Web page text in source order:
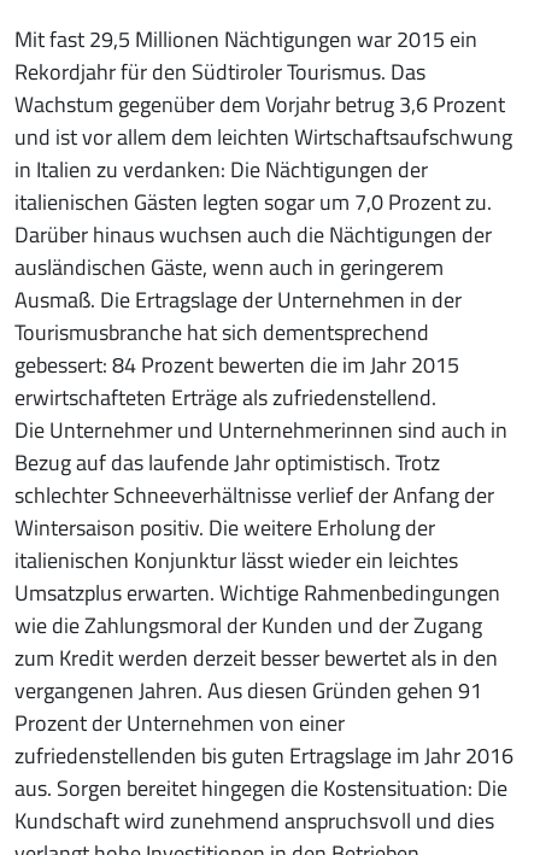
Mit fast 29,5 Millionen Nächtigungen war 2015 ein
Rekordjahr für den Südtiroler Tourismus. Das
Wachstum gegenüber dem Vorjahr betrug 3,6 Prozent
und ist vor allem dem leichten Wirtschaftsaufschwung
in Italien zu verdanken: Die Nächtigungen der
italienischen Gästen legten sogar um 7,0 Prozent zu.
Darüber hinaus wuchsen auch die Nächtigungen der
ausländischen Gäste, wenn auch in geringerem
Ausmaß. Die Ertragslage der Unternehmen in der
Tourismusbranche hat sich dementsprechend
gebessert: 84 Prozent bewerten die im Jahr 2015
erwirtschafteten Erträge als zufriedenstellend.
Die Unternehmer und Unternehmerinnen sind auch in
Bezug auf das laufende Jahr optimistisch. Trotz
schlechter Schneeverhältnisse verlief der Anfang der
Wintersaison positiv. Die weitere Erholung der
italienischen Konjunktur lässt wieder ein leichtes
Umsatzplus erwarten. Wichtige Rahmenbedingungen
wie die Zahlungsmoral der Kunden und der Zugang
zum Kredit werden derzeit besser bewertet als in den
vergangenen Jahren. Aus diesen Gründen gehen 91
Prozent der Unternehmen von einer
zufriedenstellenden bis guten Ertragslage im Jahr 2016
aus. Sorgen bereitet hingegen die Kostensituation: Die
Kundschaft wird zunehmend anspruchsvoll und dies